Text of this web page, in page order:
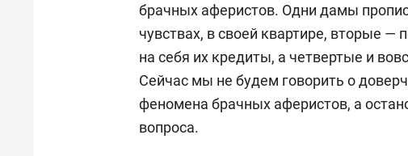
брачных аферистов. Одни дамы
чувствах, в своей квартире, вторые
на себя их кредиты, а четвертые и
Сейчас мы не будем говорить о
феномена брачных аферистов, а
вопроса.